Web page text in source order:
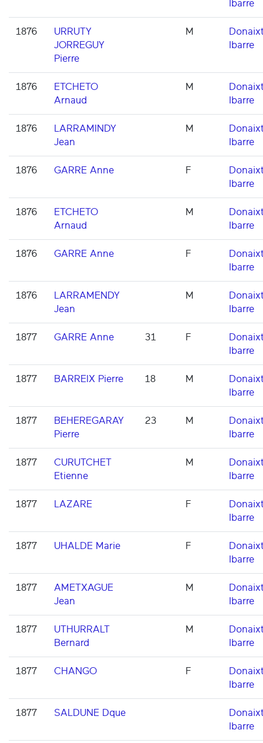
Ibarre
1876
URRUTY
JORREGUY
Pierre
M
Ibarre
1876
ETCHETO
Arnaud
M
Ibarre
1876
LARRAMINDY
Jean
M
Ibarre
1876 GARRE Anne F
Ibarre
1876
ETCHETO
Arnaud
M
Ibarre
1876 GARRE Anne F
Ibarre
1876
LARRAMENDY
Jean
M
Ibarre
1877 GARRE Anne 31 F
Ibarre
1877 BARREIX Pierre 18 M
Ibarre
1877
BEHEREGARAY
Pierre
23 M
Ibarre
1877
CURUTCHET
Etienne
M
Ibarre
1877 LAZARE F
Ibarre
1877 UHALDE Marie F
Ibarre
1877
AMETXAGUE
Jean
M
Ibarre
1877
UTHURRALT
Bernard
M
Ibarre
1877 CHANGO F
Ibarre
1877 SALDUNE Dque
Ibarre